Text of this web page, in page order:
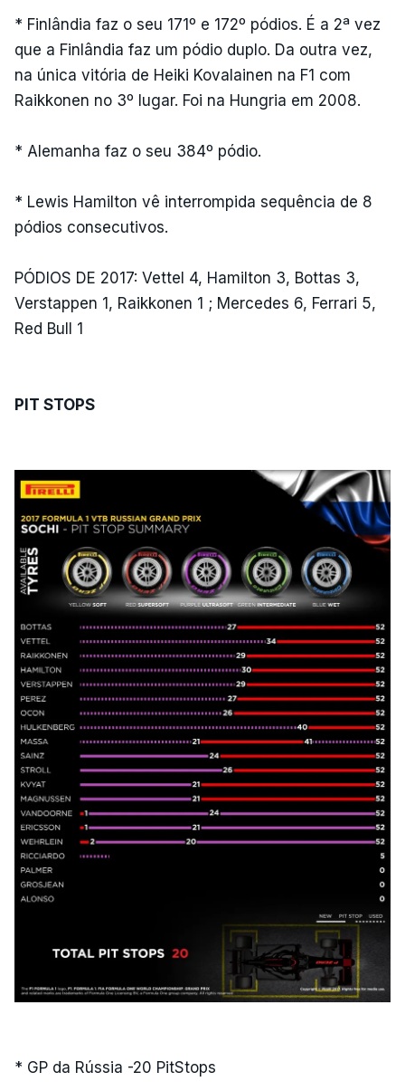
* Finlândia faz o seu 171º e 172º pódios. É a 2ª vez
que a Finlândia faz um pódio duplo. Da outra vez,
na única vitória de Heiki Kovalainen na F1 com
Raikkonen no 3º lugar. Foi na Hungria em 2008.
* Alemanha faz o seu 384º pódio.
* Lewis Hamilton vê interrompida sequência de 8
pódios consecutivos.
PÓDIOS DE 2017: Vettel 4, Hamilton 3, Bottas 3,
Verstappen 1, Raikkonen 1 ; Mercedes 6, Ferrari 5,
Red Bull 1
PIT STOPS
* GP da Rússia -20 PitStops